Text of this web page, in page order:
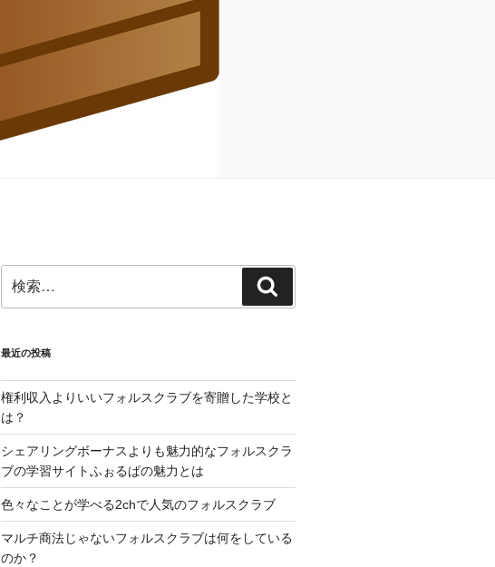
索:
索
最近の投稿
権利収入よりいいフォルスクラブを寄贈した学校と
は？
シェアリングボーナスよりも魅力的なフォルスクラ
ブの学習サイトふぉるぱの魅力とは
色々なことが学べる2chで人気のフォルスクラブ
マルチ商法じゃないフォルスクラブは何をしている
のか？